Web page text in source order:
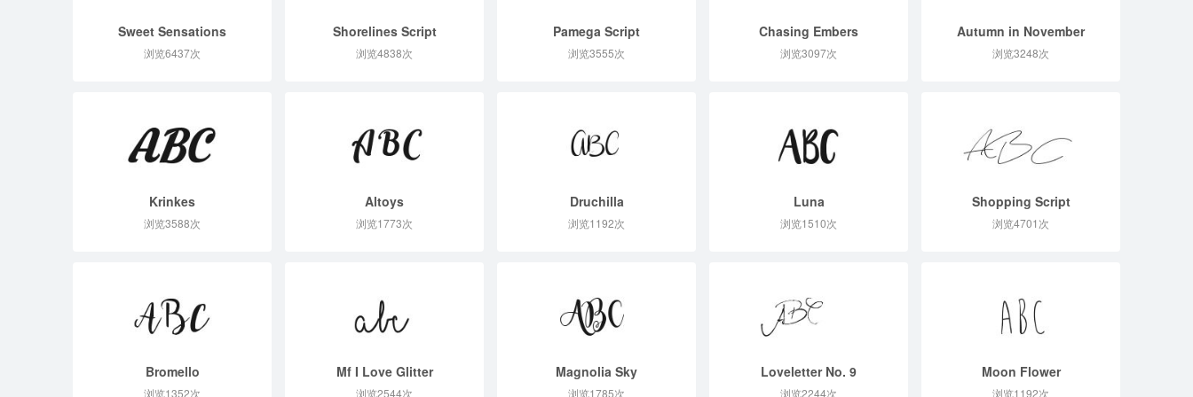
Sweet Sensations
浏览6437次
Shorelines Script
浏览4838次
Pamega Script
浏览3555次
Chasing Embers
浏览3097次
Autumn in November
浏览3248次
Krinkes
浏览3588次
Altoys
浏览1773次
Druchilla
浏览1192次
Luna
浏览1510次
Shopping Script
浏览4701次
Bromello
浏览1352次
Mf I Love Glitter
浏览2544次
Magnolia Sky
浏览1785次
Loveletter No. 9
浏览2244次
Moon Flower
浏览1192次